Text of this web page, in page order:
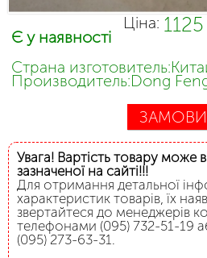
Ціна:
Є у наявності
Страна
Производитель:Dong
Увага! Вартість товару може
зазначеної на сайті!!!
Для отримання детальної
характеристик товарів, їх
звертайтеся до менеджерів
телефонами (095) 732-51-19
(095) 273-63-31.